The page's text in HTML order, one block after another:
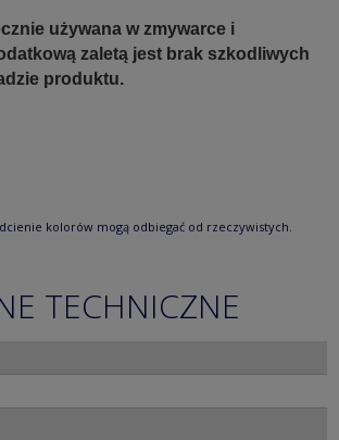
używana w zmywarce i
zaletą jest brak szkodliwych
produktu.
kolorów mogą odbiegać od rzeczywistych.
TECHNICZNE